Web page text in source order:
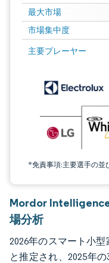
最大市場
市場集中度
主要プレーヤー
*免責事項:主要選手の並
画像 © Mordor
Mordor
場分析
2026年のスマート小
と推定され、2025年